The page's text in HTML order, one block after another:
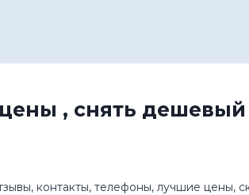
, снять
контакты, телефоны, лучшие цены,